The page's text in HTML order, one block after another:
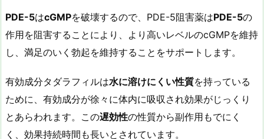
PDE-5はcGMPを破壊するので、PDE-5阻害薬はPDE-5の
作用を阻害することにより、より高いレベルのcGMPを維持
し、満足のいく勃起を維持することをサポートします。
有効成分タダラフィルは水に溶けにくい性質を持っている
ために、有効成分が徐々に体内に吸収され効果がじっくり
とあらわれます。この遅効性の性質から副作用もでにく
く、効果持続時間も長いとされています。